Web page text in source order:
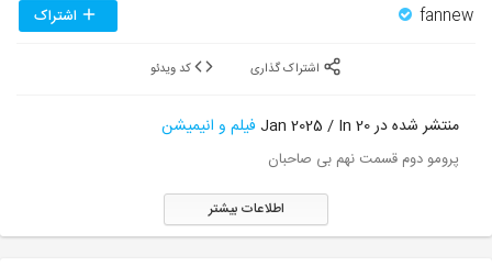
fannew اشتراک
منتشر شده در 20 Jan 2025 / In فیلم و انیمیشن
پرومو دوم قسمت نهم بی صاحبان
اطلاعات بیشتر